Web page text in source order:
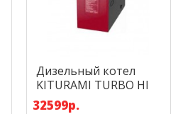
Дизельный котел
KITURAMI TURBO HI
FIN-13R (15,1 кВт)
32599р.